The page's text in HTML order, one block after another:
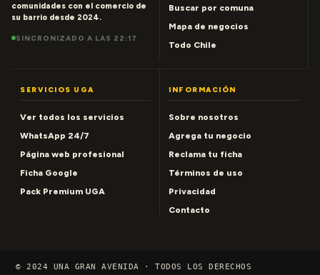
comunidades con el comercio de
su barrio desde 2024.
SINCRONIZADO A LAS 22:17
Buscar por comuna
Mapa de negocios
Todo Chile
SERVICIOS UGA
Ver todos los servicios
WhatsApp 24/7
Página web profesional
Ficha Google
Pack Premium UGA
INFORMACIÓN
Sobre nosotros
Agrega tu negocio
Reclama tu ficha
Términos de uso
Privacidad
Contacto
© 2024 UNA GRAN AVENIDA · TODOS LOS DERECHOS